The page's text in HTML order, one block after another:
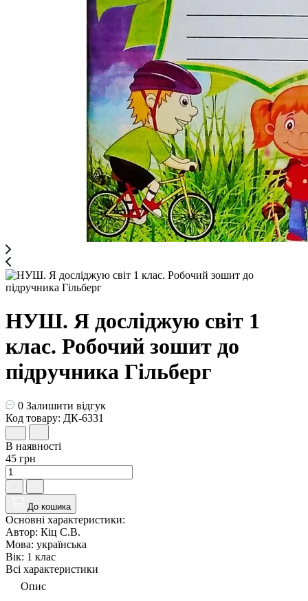
НУШ. Я досліджую світ 1
клас. Робочий зошит до
підручника Гільберг
0 Залишити відгук
Код товару: ДК-6331
В наявності
45 грн
До кошика
Основні характеристики:
Автор: Кiц С.В.
Мова: українська
Вік: 1 клас
Всі характеристики
Опис